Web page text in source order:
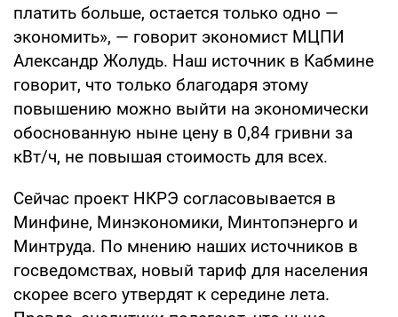
платить больше, остается только одно —
экономить», — говорит экономист МЦПИ
Александр Жолудь. Наш источник в Кабмине
говорит, что только благодаря этому
повышению можно выйти на экономически
обоснованную ныне цену в 0,84 гривни за
кВт/ч, не повышая стоимость для всех.
Сейчас проект НКРЭ согласовывается в
Минфине, Минэкономики, Минтопэнерго и
Минтруда. По мнению наших источников в
госведомствах, новый тариф для населения
скорее всего утвердят к середине лета.